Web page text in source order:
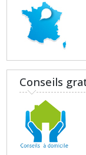
Conseils